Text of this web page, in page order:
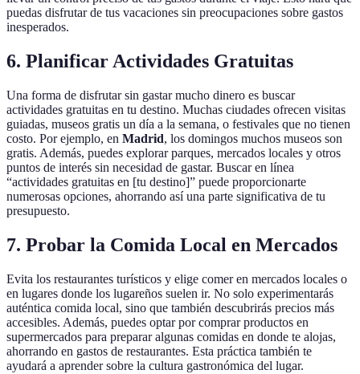
puedas disfrutar de tus vacaciones sin preocupaciones sobre gastos
inesperados.
6. Planificar Actividades Gratuitas
Una forma de disfrutar sin gastar mucho dinero es buscar
actividades gratuitas en tu destino. Muchas ciudades ofrecen visitas
guiadas, museos gratis un día a la semana, o festivales que no tienen
costo. Por ejemplo, en Madrid, los domingos muchos museos son
gratis. Además, puedes explorar parques, mercados locales y otros
puntos de interés sin necesidad de gastar. Buscar en línea
“actividades gratuitas en [tu destino]” puede proporcionarte
numerosas opciones, ahorrando así una parte significativa de tu
presupuesto.
7. Probar la Comida Local en Mercados
Evita los restaurantes turísticos y elige comer en mercados locales o
en lugares donde los lugareños suelen ir. No solo experimentarás
auténtica comida local, sino que también descubrirás precios más
accesibles. Además, puedes optar por comprar productos en
supermercados para preparar algunas comidas en donde te alojas,
ahorrando en gastos de restaurantes. Esta práctica también te
ayudará a aprender sobre la cultura gastronómica del lugar.